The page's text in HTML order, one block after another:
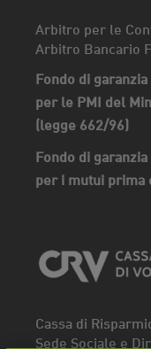
Arbitro per le
Arbitro Bancario
Fondo di garanzia
per le PMI del
(legge 662/96)
Fondo di garanzia
per i mutui prima
Cassa di
Sede Sociale e